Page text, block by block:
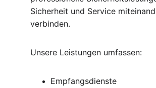
Sicherheit und Service
verbinden.
Unsere Leistungen umfassen:
Empfangsdienste